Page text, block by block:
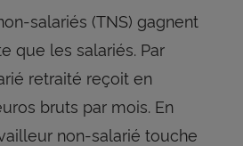
salariés (TNS) gagnent
que les salariés. Par
retraité reçoit en
bruts par mois. En
non-salarié touche